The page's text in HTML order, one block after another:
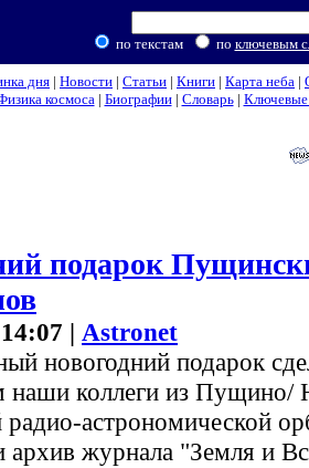
по текстам по ключевым
дня | Новости | Статьи | Книги | Карта неба |
космоса| Биографии| Словарь| Ключевые
подарок
| Astronet
новогодний подарок
наши коллеги из Пущино/
астрономической
архив журнала "Земля и